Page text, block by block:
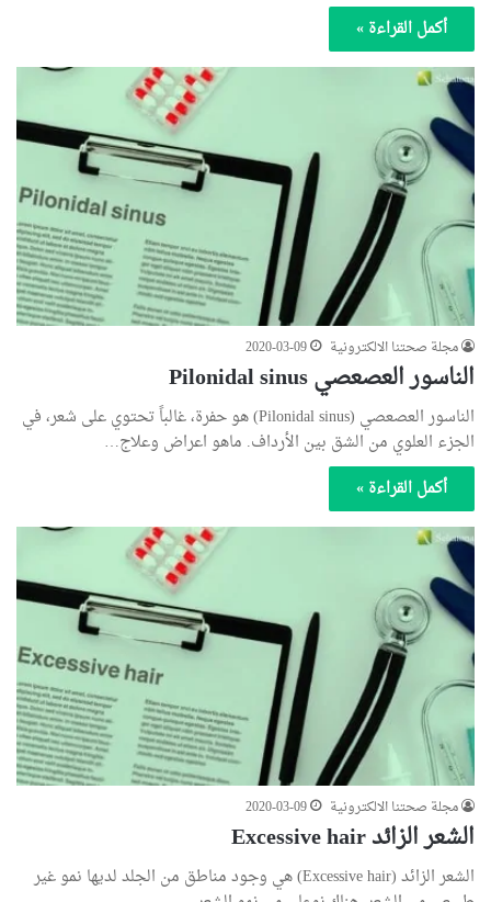
أكمل القراءة »
مجلة صحتنا الالكترونية 2020-03-09
الناسور العصعصي Pilonidal sinus
الناسور العصعصي (Pilonidal sinus) هو حفرة، غالباً تحتوي على شعر، في
الجزء العلوي من الشق بين الأرداف. ماهو اعراض وعلاج…
أكمل القراءة »
مجلة صحتنا الالكترونية 2020-03-09
الشعر الزائد Excessive hair
الشعر الزائد (Excessive hair) هي وجود مناطق من الجلد لديها نمو غير